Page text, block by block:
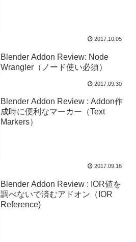
2017.10.05
Blender Addon Review: Node
Wrangler（ノード使い必須）
2017.09.30
Blender Addon Review : Addon作
成時に便利なマーカー（Text
Markers）
2017.09.16
Blender Addon Review : IOR値を
調べないで済むアドオン（IOR
Reference)